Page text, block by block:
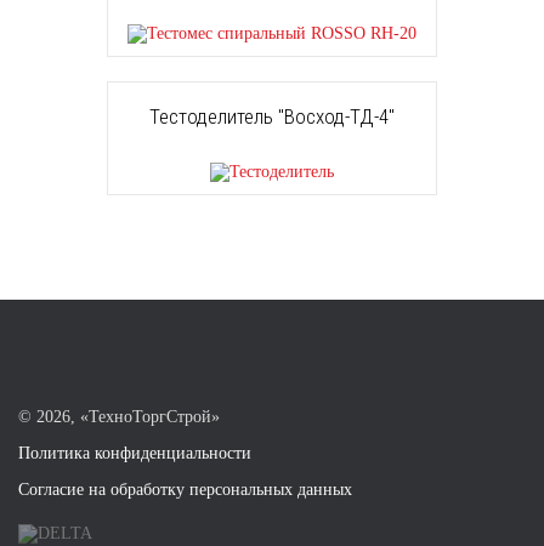
Тестоделитель "Восход-ТД-4"
© 2026, «ТехноТоргСтрой»
Политика конфиденциальности
Согласие на обработку персональных данных